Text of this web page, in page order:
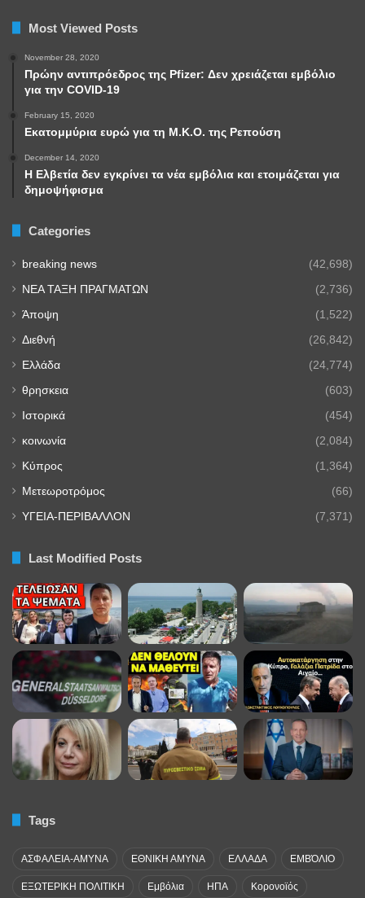
Most Viewed Posts
November 28, 2020
Πρώην αντιπρόεδρος της Pfizer: Δεν χρειάζεται εμβόλιο
για την COVID-19
February 15, 2020
Εκατομμύρια ευρώ για τη Μ.Κ.Ο. της Ρεπούση
December 14, 2020
Η Ελβετία δεν εγκρίνει τα νέα εμβόλια και ετοιμάζεται για
δημοψήφισμα
Categories
breaking news (42,698)
NEA TAΞΗ ΠΡΑΓΜΑΤΩΝ (2,736)
Άποψη (1,522)
Διεθνή (26,842)
Ελλάδα (24,774)
θρησκεια (603)
Ιστορικά (454)
κοινωνία (2,084)
Κύπρος (1,364)
Μετεωροτρόμος (66)
ΥΓΕΙΑ-ΠΕΡΙΒΑΛΛΟΝ (7,371)
Last Modified Posts
Tags
ΑΣΦΑΛΕΙΑ-ΑΜΥΝΑ ΕΘΝΙΚΗ ΑΜΥΝΑ ΕΛΛΑΔΑ ΕΜΒΌΛΙΟ
ΕΞΩΤΕΡΙΚΗ ΠΟΛΙΤΙΚΗ Εμβόλια ΗΠΑ Κορονοϊός